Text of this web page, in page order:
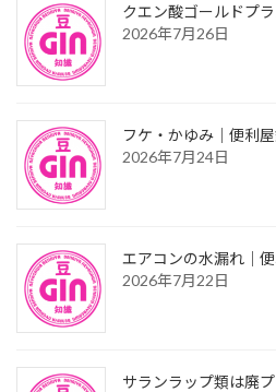
クエン酸ゴールドプ
2026年7月26日
フケ・かゆみ｜便利
2026年7月24日
エアコンの水漏れ｜
2026年7月22日
サランラップ類は廃